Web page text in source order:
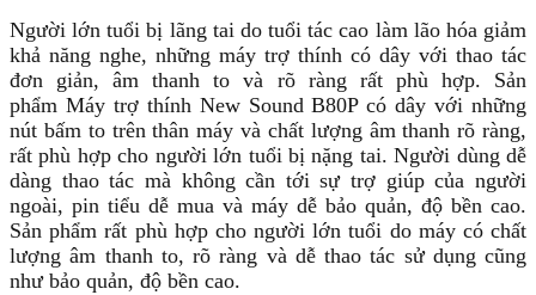
Người lớn tuổi bị lãng tai do tuổi tác cao làm lão hóa giảm
khả năng nghe, những máy trợ thính có dây với thao tác
đơn giản, âm thanh to và rõ ràng rất phù hợp. Sản
phẩm Máy trợ thính New Sound B80P có dây với những
nút bấm to trên thân máy và chất lượng âm thanh rõ ràng,
rất phù hợp cho người lớn tuổi bị nặng tai. Người dùng dễ
dàng thao tác mà không cần tới sự trợ giúp của người
ngoài, pin tiểu dễ mua và máy dễ bảo quản, độ bền cao.
Sản phẩm rất phù hợp cho người lớn tuổi do máy có chất
lượng âm thanh to, rõ ràng và dễ thao tác sử dụng cũng
như bảo quản, độ bền cao.